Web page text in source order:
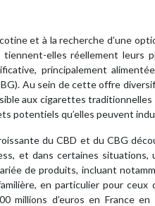
et à la recherche d’une
tiennent-elles réellement leurs
principalement
Au sein de cette offre
aux cigarettes
potentiels qu’elles peuvent
du CBD et du CBG
et dans certaines situations,
de produits, incluant
en particulier pour ceux
millions d’euros en France